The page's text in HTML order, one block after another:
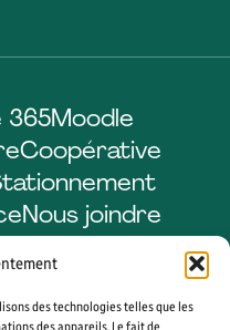
des technologies telles que les
des appareils. Le fait de
Moodle
Coopérative
Nous joindre
YouTube